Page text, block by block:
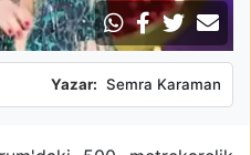
Yazar: Semra Karaman